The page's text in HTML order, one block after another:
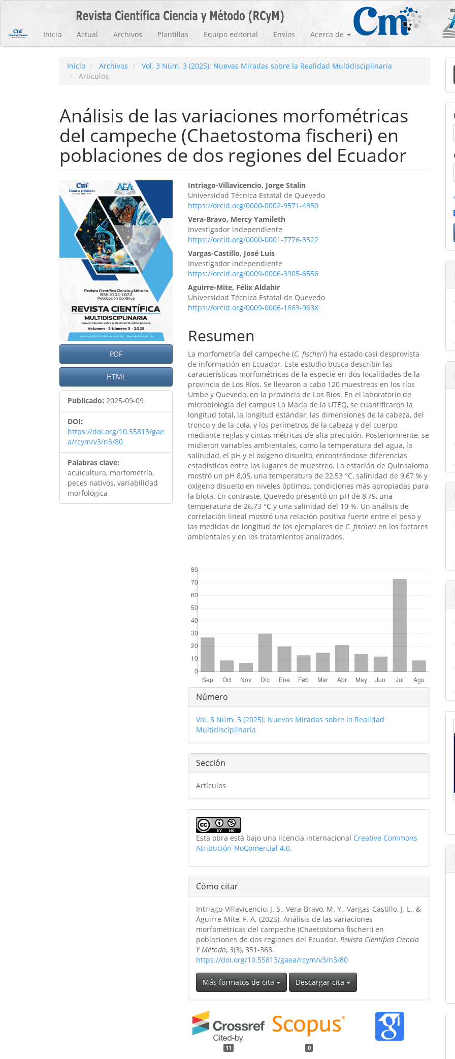
principal
Barra
Inicio Actual Archivos Plantillas Equipo editorial Envíos Acerca de
Inicio Archivos
Vol. 3 Núm. 3 (2025): Nuevas Miradas sobre la Realidad Multidisciplinaria
Artículos
Análisis de las variaciones morfométricas
del campeche (Chaetostoma fischeri) en
poblaciones de dos regiones del Ecuador
Barra
lateral
del
artículo
PDF
HTML
Publicado: 2025-09-09
DOI:
https://doi.org/10.55813/gae
a/rcym/v3/n3/80
Palabras clave:
acuicultura, morfometría,
peces nativos, variabilidad
morfológica
Contenido
principal
del
artículo
Intriago-Villavicencio, Jorge Stalin
Universidad Técnica Estatal de Quevedo
https://orcid.org/0000-0002-9571-4350
Vera-Bravo, Mercy Yamileth
Investigador independiente
https://orcid.org/0000-0001-7776-3522
Vargas-Castillo, José Luis
Investigador independiente
https://orcid.org/0009-0006-3905-6556
Aguirre-Mite, Félix Aldahir
Universidad Técnica Estatal de Quevedo
https://orcid.org/0009-0006-1863-963X
Resumen
La morfometría del campeche (C. fischeri) ha estado casi desprovista
de información en Ecuador. Este estudio busca describir las
características morfométricas de la especie en dos localidades de la
provincia de Los Ríos. Se llevaron a cabo 120 muestreos en los ríos
Umbe y Quevedo, en la provincia de Los Ríos. En el laboratorio de
microbiología del campus La María de la UTEQ, se cuantificaron la
longitud total, la longitud estándar, las dimensiones de la cabeza, del
tronco y de la cola, y los perímetros de la cabeza y del cuerpo,
mediante reglas y cintas métricas de alta precisión. Posteriormente, se
midieron variables ambientales, como la temperatura del agua, la
salinidad, el pH y el oxígeno disuelto, encontrándose diferencias
estadísticas entre los lugares de muestreo. La estación de Quinsaloma
mostró un pH 8,05, una temperatura de 22,53 °C, salinidad de 9,67 % y
oxígeno disuelto en niveles óptimos, condiciones más apropiadas para
la biota. En contraste, Quevedo presentó un pH de 8,79, una
temperatura de 26,73 °C y una salinidad del 10 %. Un análisis de
correlación lineal mostró una relación positiva fuerte entre el peso y
las medidas de longitud de los ejemplares de C. fischeri en los factores
ambientales y en los tratamientos analizados.
Detalles
del
artículo
Número
Vol. 3 Núm. 3 (2025): Nuevas Miradas sobre la Realidad
Multidisciplinaria
Sección
Artículos
Esta obra está bajo una licencia internacional Creative Commons
Atribución-NoComercial 4.0.
Cómo citar
Intriago-Villavicencio, J. S., Vera-Bravo, M. Y., Vargas-Castillo, J. L., &
Aguirre-Mite, F. A. (2025). Análisis de las variaciones
morfométricas del campeche (Chaetostoma fischeri) en
poblaciones de dos regiones del Ecuador.Revista Científica Ciencia
Y Método,3(3), 351-363.
https://doi.org/10.55813/gaea/rcym/v3/n3/80
Más formatos de cita Descargar cita
11 0